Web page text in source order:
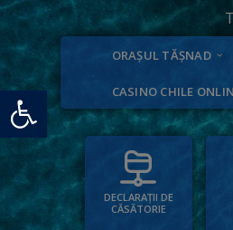
Deschide bara de unelte
ORAȘUL TĂȘNAD
CASINO CHILE
DECLARAȚII DE
CĂSĂTORIE